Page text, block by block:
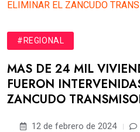
ELIMINAR EL ZANCUDO
#REGIONAL
MAS DE 24 MIL
FUERON
ZANCUDO
12 de febrero de 2024